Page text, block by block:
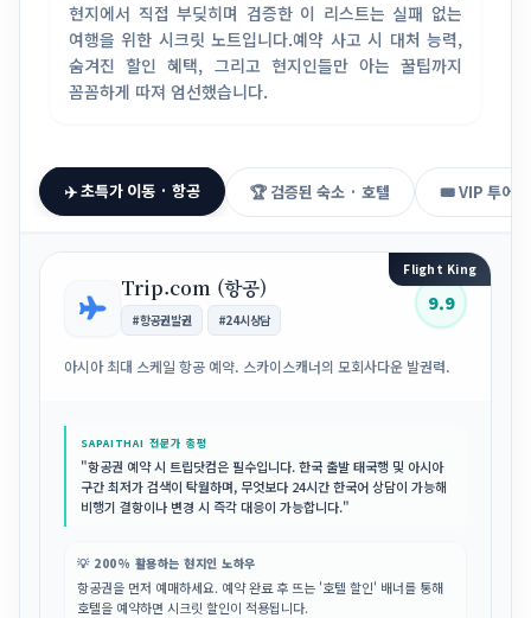
현지에서 직접 부딪히며 검증한 이 리스트는 실패 없는
여행을 위한 시크릿 노트입니다.예약 사고 시 대처 능력,
숨겨진 할인 혜택, 그리고 현지인들만 아는 꿀팁까지
꼼꼼하게 따져 엄선했습니다.
✈️ 초특가 이동 · 항공 🏆 검증된 숙소 · 호텔 🎟️ VIP 투어 ·
Flight King
Trip.com (항공)
#항공권발권 #24시상담
9.9
아시아 최대 스케일 항공 예약. 스카이스캐너의 모회사다운 발권력.
SAPAITHAI 전문가 총평
"항공권 예약 시 트립닷컴은 필수입니다. 한국 출발 태국행 및 아시아
구간 최저가 검색이 탁월하며, 무엇보다 24시간 한국어 상담이 가능해
비행기 결항이나 변경 시 즉각 대응이 가능합니다."
💡 200% 활용하는 현지인 노하우
항공권을 먼저 예매하세요. 예약 완료 후 뜨는 '호텔 할인' 배너를 통해
호텔을 예약하면 시크릿 할인이 적용됩니다.